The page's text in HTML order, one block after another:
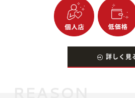
詳しく見